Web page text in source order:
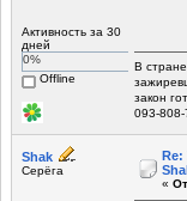
Активность за 30
дней
0%
Offline
В
закон
093-808-
Shak
Серёга
Re:
«